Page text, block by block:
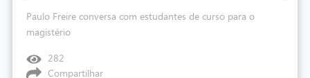
Paulo Freire conversa com estudantes de curso para o
magistério
282
Compartilhar